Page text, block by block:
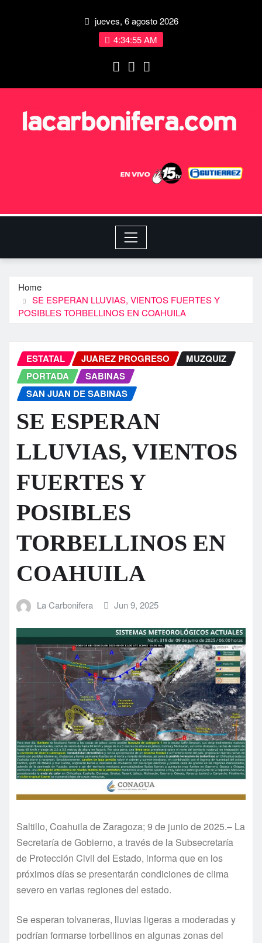
jueves, 6 agosto 2026
4:34:56 AM
Home
SE ESPERAN LLUVIAS, VIENTOS FUERTES Y
POSIBLES TORBELLINOS EN COAHUILA
ESTATAL JUAREZ PROGRESO
MUZQUIZ
PORTADA
SABINAS
SAN JUAN DE SABINAS
SE ESPERAN
LLUVIAS, VIENTOS
FUERTES Y
POSIBLES
TORBELLINOS EN
COAHUILA
La Carbonifera Jun 9, 2025
Saltillo, Coahuila de Zaragoza; 9 de junio de 2025.– La
Secretaría de Gobierno, a través de la Subsecretaría
de Protección Civil del Estado, informa que en los
próximos días se presentarán condiciones de clima
severo en varias regiones del estado.
Se esperan tolvaneras, lluvias ligeras a moderadas y
podrían formarse torbellinos en algunas zonas del